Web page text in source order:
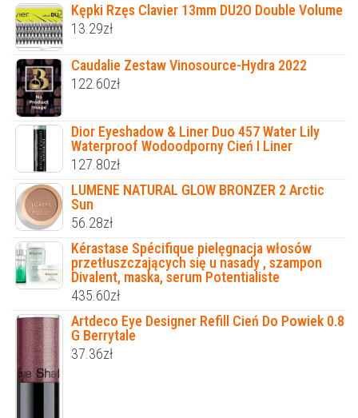
Kępki Rzęs Clavier 13mm DU2O Double Volume
13.29zł
Caudalie Zestaw Vinosource-Hydra 2022
122.60zł
Dior Eyeshadow & Liner Duo 457 Water Lily
Waterproof Wodoodporny Cień I Liner
127.80zł
LUMENE NATURAL GLOW BRONZER 2 Arctic
Sun
56.28zł
Kérastase Spécifique pielęgnacja włosów
przetłuszczających się u nasady , szampon
Divalent, maska, serum Potentialiste
435.60zł
Artdeco Eye Designer Refill Cień Do Powiek 0.8
G Berrytale
37.36zł